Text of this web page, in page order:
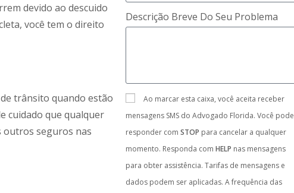
devido ao descuido
você tem o direito
trânsito quando estão
cuidado que qualquer
outros seguros nas
Descrição Breve Do Seu Problema
Ao marcar esta caixa, você aceita receber
mensagens SMS do Advogado Florida. Você pode
responder comSTOP para cancelar a qualquer
momento. Responda comHELP nas mensagens
para obter assistência. Tarifas de mensagens e
dados podem ser aplicadas. A frequência das